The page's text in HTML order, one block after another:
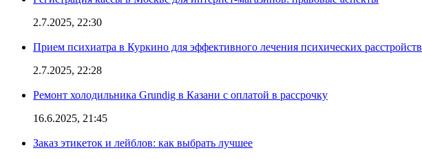
2.7.2025, 22:30
Прием психиатра в Куркино для эффективного лечения психических расстройств
2.7.2025, 22:28
Ремонт холодильника Grundig в Казани с оплатой в рассрочку
16.6.2025, 21:45
Заказ этикеток и лейблов: как выбрать лучшее